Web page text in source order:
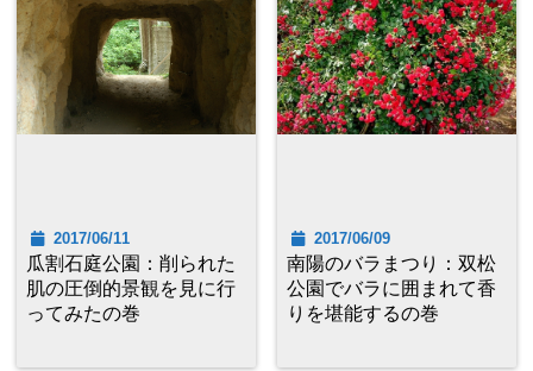
2017/06/11
瓜割石庭公園：削られた
肌の圧倒的景観を見に行
ってみたの巻
2017/06/09
南陽のバラまつり：双松
公園でバラに囲まれて香
りを堪能するの巻